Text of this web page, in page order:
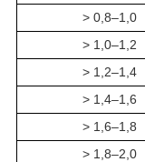
> 0,8–1,0
> 1,0–1,2
> 1,2–1,4
> 1,4–1,6
> 1,6–1,8
> 1,8–2,0